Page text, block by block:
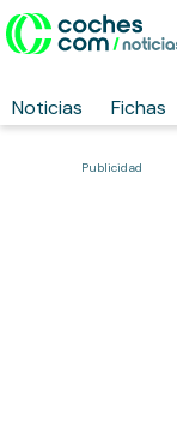
Noticias Fichas
Publicidad